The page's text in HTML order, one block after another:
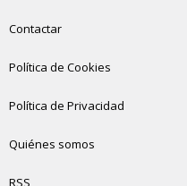
Contactar
Política de Cookies
Política de Privacidad
Quiénes somos
RSS